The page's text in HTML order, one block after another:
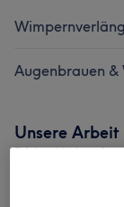
Augenbrauen
Unsere Arbeit
Bild anklicken für